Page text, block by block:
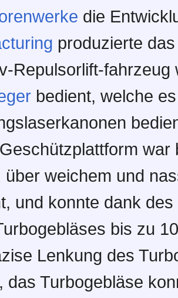
die
produzierte
Repulsorlift-fahrzeug
bedient, welche
war
über weichem und
und konnte dank
bis zu
Lenkung des
das Turbogebläse